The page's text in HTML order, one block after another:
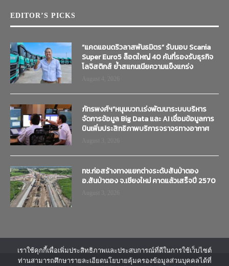
EDITOR’S PICKS
“แคดแอนดริวลาสพันธมิตร” รับมอบ Scania
Super Euro5 ล็อตใหญ่ 40 คันที่รองรับธุรกิจ
โลจิสติกส์ ย้ำสแกนเนียความแข็งแกร่ง
ภัทรพงศ์ฯ”หนุนบวท.เร่งพัฒนาระบบบริหาร
จัดการข้อมูล Big Data และ AI เชื่อมข้อมูลการ
บินเพิ่มประสิทธิภาพบริการจราจรทางอากาศ
ทช.ก่อสร้างทางแยกต่างระดับสันป่าตอง
อ.สันป่าตอง จ.เชียงใหม่ คาดแล้วเสร็จปี 2570
เราใช้คุกกี้เพื่อเพิ่มประสิทธิภาพและประสบการณ์ที่ดีในการใช้เว็บไซต์
ท่านสามารถศึกษารายละเอียดนโยบายคุ้มครองข้อมูลส่วนบุคคลได้ที่